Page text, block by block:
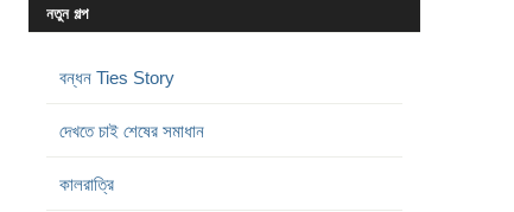
নতুন গল্প
বন্ধন Ties Story
দেখতে চাই শেষের সমাধান
কালরাত্রি